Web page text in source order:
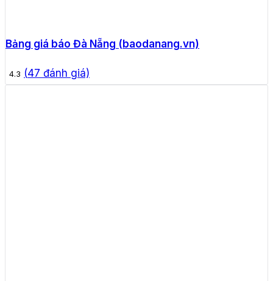
Bảng giá báo Đà Nẵng (baodanang.vn)
4.3 (47 đánh giá)